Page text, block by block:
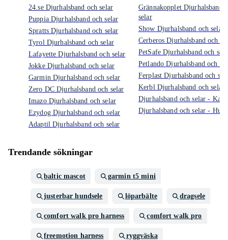
24.se Djurhalsband och selar
Puppia Djurhalsband och selar
Spratts Djurhalsband och selar
Tyrol Djurhalsband och selar
Lafayette Djurhalsband och selar
Jokke Djurhalsband och selar
Garmin Djurhalsband och selar
Zero DC Djurhalsband och selar
Imazo Djurhalsband och selar
Ezydog Djurhalsband och selar
Adaptil Djurhalsband och selar
Grännakopplet Djurhalsband
selar
Show Djurhalsband och selar
Cerberos Djurhalsband och
PetSafe Djurhalsband och
Petlando Djurhalsband och
Ferplast Djurhalsband och
Kerbl Djurhalsband och selar
Djurhalsband och selar -
Djurhalsband och selar -
Trendande sökningar
baltic mascot garmin t5 mini
justerbar hundsele löparbälte dragsele
comfort walk pro harness comfort walk pro
freemotion harness ryggväska